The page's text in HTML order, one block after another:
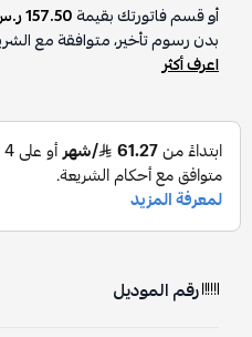
أو قسم فاتورتك بقيمة157.50 ر.س
بدون رسوم تأخير، متوافقة مع
اعرف أكثر
رقم الموديل